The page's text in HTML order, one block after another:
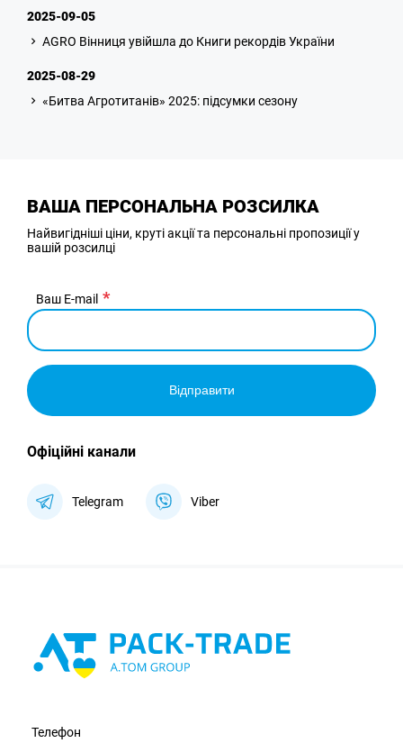
2025-09-05
AGRO Вінниця увійшла до Книги рекордів України
2025-08-29
«Битва Агротитанів» 2025: підсумки сезону
ВАША ПЕРСОНАЛЬНА РОЗСИЛКА
Найвигідніші ціни, круті акції та персональні пропозиції у
вашій розсилці
Ваш E-mail
Відправити
Офіційні канали
Telegram Viber
Телефон